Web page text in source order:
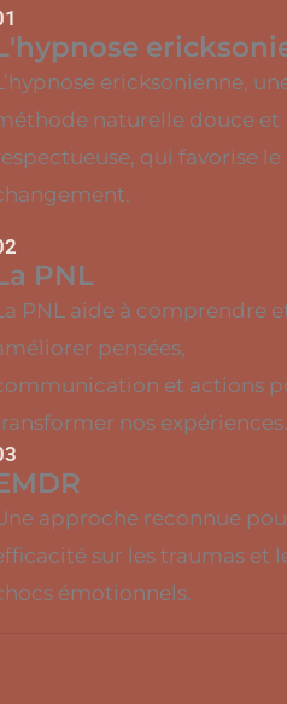
ericksonienne,
naturelle douce et
qui favorise le
PNL
PNL aide à comprendre
pensées,
et actions
nos expériences.
approche reconnue
sur les traumas et
émotionnels.